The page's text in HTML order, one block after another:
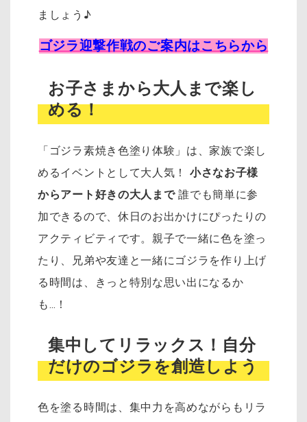
ましょう♪
ゴジラ迎撃作戦のご案内はこちらから
お子さまから大人まで楽し
める！
「ゴジラ素焼き色塗り体験」は、家族で楽し
めるイベントとして大人気！ 小さなお子様
からアート好きの大人まで誰でも簡単に参
加できるので、休日のお出かけにぴったりの
アクティビティです。親子で一緒に色を塗っ
たり、兄弟や友達と一緒にゴジラを作り上げ
る時間は、きっと特別な思い出になるか
も…！
集中してリラックス！自分
だけのゴジラを創造しよう
色を塗る時間は、集中力を高めながらもリラ